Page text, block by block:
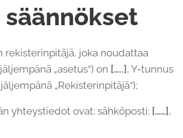
rekisterinpitäjä, joka noudattaa
„asetus“) on […..] , Y-tunnus
„Rekisterinpitäjä“);
yhteystiedot ovat: sähköposti: [……] ,